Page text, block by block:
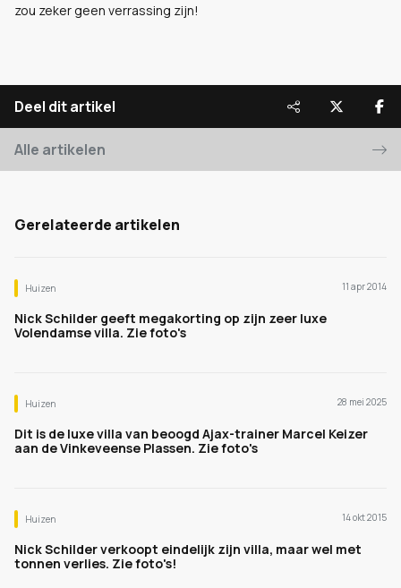
zou zeker geen verrassing zijn!
Deel dit artikel
Alle artikelen
Gerelateerde artikelen
Huizen 11 apr 2014
Nick Schilder geeft megakorting op zijn zeer luxe
Volendamse villa. Zie foto's
Huizen 28 mei 2025
Dit is de luxe villa van beoogd Ajax-trainer Marcel Keizer
aan de Vinkeveense Plassen. Zie foto's
Huizen 14 okt 2015
Nick Schilder verkoopt eindelijk zijn villa, maar wel met
tonnen verlies. Zie foto's!